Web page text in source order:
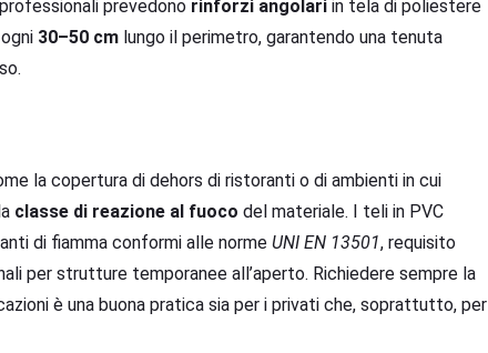
prevedono rinforzi angolari in tela di poliestere
30–50 cm lungo il perimetro, garantendo una tenuta
la copertura di dehors di ristoranti o di ambienti in cui
classe di reazione al fuoco del materiale. I teli in PVC
di fiamma conformi alle norme UNI EN 13501, requisito
per strutture temporanee all’aperto. Richiedere sempre la
è una buona pratica sia per i privati che, soprattutto, per